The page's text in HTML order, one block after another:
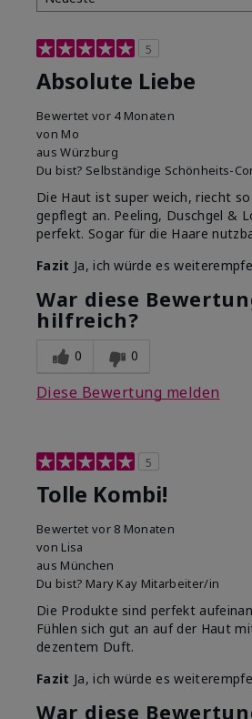
5
Absolute Liebe
Bewertet vor 4 Monaten
von Mo
aus Würzburg
Du bist? Selbständige Schönheits-
Die Haut ist super weich, riecht
gepflegt an. Peeling, Duschgel &
perfekt. Sogar für die Haare
Fazit Ja, ich würde es
War diese
hilfreich?
0 0
Diese Bewertung melden
5
Tolle Kombi!
Bewertet vor 8 Monaten
von Lisa
aus München
Du bist? Mary Kay Mitarbeiter/in
Die Produkte sind perfekt
Fühlen sich gut an auf der Haut
dezentem Duft.
Fazit Ja, ich würde es
War diese